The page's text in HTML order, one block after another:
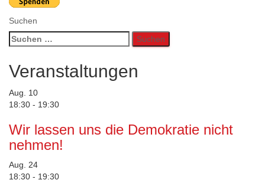
Suchen
Suchen
nach:
Veranstaltungen
Aug. 10
18:30 - 19:30
Wir lassen uns die Demokratie nicht
nehmen!
Aug. 24
18:30 - 19:30